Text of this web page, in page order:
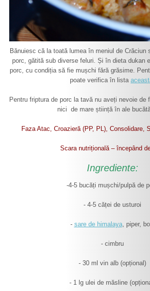
Bănuiesc că la toată lumea în meniul de Crăciun
porc, gătită sub diverse feluri. Și în dieta dukan
porc, cu condiția să fie mușchi fără grăsime.
poate verifica în lista
Pentru friptura de porc la tavă nu aveți nevoie de
nici de mare știință în ale
Faza Atac, Croazieră (PP, PL), Consolidare,
Scara nutrițională – începând
Ingrediente:
-4-5 bucăți mușchi/pulpă de
- 4-5 căței de usturoi
- sare de himalaya, piper,
- cimbru
- 30 ml vin alb (opțional)
- 1 lg ulei de măsline